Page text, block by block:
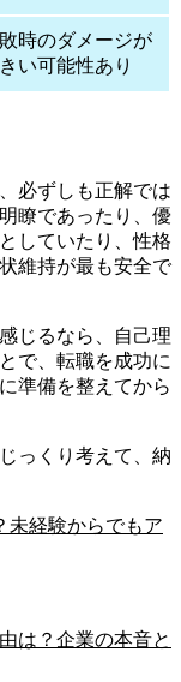
時のダメージが
い可能性あり
必ずしも正解では
瞭であったり、優
していたり、性格
維持が最も安全で
じるなら、自己理
で、転職を成功に
準備を整えてから
っくり考えて、納
未経験からでもア
は？企業の本音と